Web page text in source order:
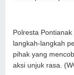
Polresta
langkah-langkah
pihak yang
aksi unjuk rasa.